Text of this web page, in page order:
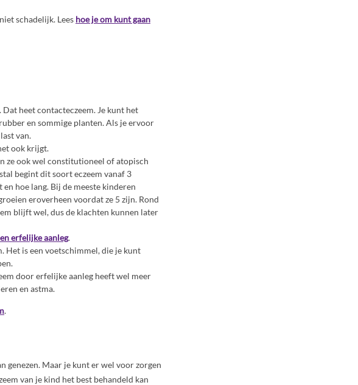
schadelijk. Lees hoe je om kunt gaan
heet contacteczeem. Je kunt het
en sommige planten. Als je ervoor
van.
ook krijgt.
ze ook wel constitutioneel of atopisch
begint dit soort eczeem vanaf 3
hoe lang. Bij de meeste kinderen
eroverheen voordat ze 5 zijn. Rond
blijft wel, dus de klachten kunnen later
erfelijke aanleg.
Het is een voetschimmel, die je kunt
door erfelijke aanleg heeft wel meer
en astma.
.
genezen. Maar je kunt er wel voor zorgen
van je kind het best behandeld kan